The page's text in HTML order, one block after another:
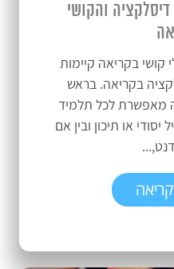
והקושי
קושי בקריאה קיימות
בקריאה. בראש
מאפשרת לכל תלמיד
או תיכון ובין אם